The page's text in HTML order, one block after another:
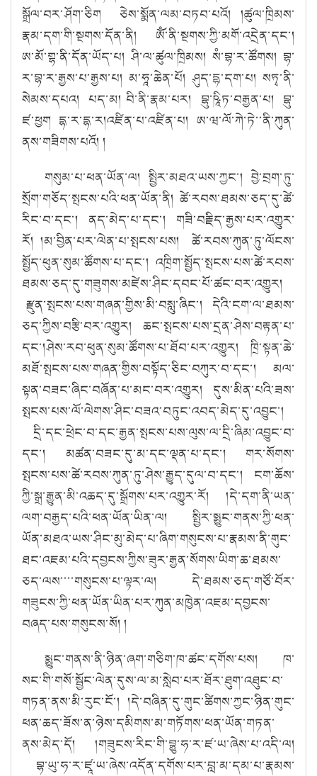
སྒྲོལ་བར་ཤོག་ཅིག ཅེས་སྨོན་ལམ་བཏབ་པའོ། །ཚུལ་ཁྲིམས་
རྣམ་དག་གི་སྔགས་དོན་ནི། ཨོཾ་ནི་སྔགས་ཀྱི་མགོ་འདྲེན་དང་།
ཨ་མོ་གྷ་ནི་དོན་ཡོད་པ། ཤི་ལ་ཚུལ་ཁྲིམས། སཾ་བྷ་ར་ཚོགས། བྷ་
ར་བྷ་ར་རྒྱས་པ་རྒྱས་པ། མ་ཧཱ་ཆེན་པོ། ཤུད་དྷ་དག་པ། སཏྭ་ནི་
སེམས་དཔའ། པད་མ། བི་ནི་རྣམ་པར། བྷུ་ཥཱིཏ་བརྒྱན་པ། བྷུ་
ཛ་ཕྱག དྷ་ར་དྷ་ར།འཛིན་པ་འཛིན་པ། ཨ་ཝ་ལོ་ཀེ་ཏེ་་ནི་ཀུན་
ནས་གཟིགས་པའོ། །
གསུམ་པ་ཕན་ཡོན་ལ། སྤྱིར་མཐའ་ཡས་ཀྱང་། བྱེ་བྲག་ཏུ་
སྲོག་གཅོད་སྤངས་པའི་ཕན་ཡོན་ནི། ཚེ་རབས་ཐམས་ཅད་དུ་ཚེ་
རིང་བ་དང་། ནད་མེད་པ་དང་། གཟི་བརྗིད་རྒྱས་པར་འགྱུར་
རོ། །མ་བྱིན་པར་ལེན་པ་སྤངས་པས། ཚེ་རབས་ཀུན་ཏུ་ལོངས་
སྤྱོད་ཕུན་སུམ་ཚོགས་པ་དང་། འཁྲིག་སྤྱོད་སྤངས་པས་ཚེ་རབས་
ཐམས་ཅད་དུ་གཟུགས་མཛེས་ཤིང་དབང་པོ་ཚང་བར་འགྱུར།
རྫུན་སྤངས་པས་གཞན་གྱིས་མི་བསླུ་ཞིང་། དེའི་ངག་ལ་ཐམས་
ཅད་ཀྱིས་བརྩི་བར་འགྱུར། ཆང་སྤངས་པས་དྲན་ཤེས་བརྟན་པ་
དང་།ཤེས་རབ་ཕུན་སུམ་ཚོགས་པ་ཐོབ་པར་འགྱུར། ཁྲི་སྟན་ཆེ་
མཐོ་སྤངས་པས་གཞན་གྱིས་བསྟོད་ཅིང་བཀུར་བ་དང་། མལ་
སྟན་བཟང་ཞིང་བཞོན་པ་མང་བར་འགྱུར། དུས་མིན་པའི་ཟས་
སྤངས་པས་ལོ་ལེགས་ཤིང་བཟའ་བཏུང་འབད་མེད་དུ་འབྱུང་།
དྲི་དང་ཕྲེང་བ་དང་རྒྱན་སྤངས་པས་ལུས་ལ་དྲི་ཞིམ་འབྱུང་བ་
དང་། མཚན་བཟང་དུ་མ་དང་ལྡན་པ་དང་། གར་སོགས་
སྤངས་པས་ཚེ་རབས་ཀུན་ཏུ་ཤེས་རྒྱུད་དུལ་བ་དང་། ངག་ཆོས་
ཀྱི་སྒྲ་རྒྱུན་མི་འཆད་དུ་སྒྲོགས་པར་འགྱུར་རོ། །དེ་དག་ནི་ཡན་
ལག་བརྒྱད་པའི་ཕན་ཡོན་ཡིན་ལ། སྤྱིར་སྨྱུང་གནས་ཀྱི་ཕན་
ཡོན་མཐའ་ཡས་ཤིང་མུ་མེད་པ་ཞིག་གསུངས་པ་རྣམས་ནི་གུང་
ཐང་འཇམ་པའི་དབྱངས་ཀྱིས་ཟུར་རྒྱན་སོགས་ཡིག་ཆ་ཐམས་
ཅད་ལས་་་་གསུངས་པ་ལྟར་ལ། དེ་ཐམས་ཅད་གཙོ་བོར་
གཟུངས་ཀྱི་ཕན་ཡོན་ཡིན་པར་ཀུན་མཁྱེན་འཇམ་དབྱངས་
བཞད་པས་གསུངས་སོ། །
སྨྱུང་གནས་ནི་ཉིན་ཞག་གཅིག་ཁ་ཚང་དགོས་པས། ཁ་
སང་གི་གསོ་སྦྱོང་ལེན་དུས་ལ་མ་སླེབ་པར་ཐོར་ཐུག་འཐུང་བ་
གཏན་ནས་མི་རུང་ངོ་། །དེ་བཞིན་དུ་གུང་ཚིགས་ཀྱང་ཉིན་གུང་
ཕན་ཆད་ཟོས་ན་ཉེས་དམིགས་མ་གཏོགས་ཕན་ཡོན་གཏན་
ནས་མེད་དོ། །གཟུངས་རིང་གི་བྷྱུ་ཧ་ར་ཛ་ཡ་ཞེས་པ་འདི་ལ།
བྷ་ཡུ་ཧ་ར་ཛཱ་ཡ་ཞེས་འདོན་དགོས་པར་བླ་མ་དམ་པ་རྣམས་